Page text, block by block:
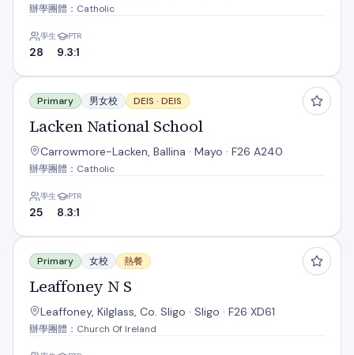
辦學團體：Catholic
學生
28
PTR
9.3:1
Lacken National School
Primary 男女校 DEIS · DEIS
Lacken National School
Carrowmore-Lacken, Ballina · Mayo · F26 A240
辦學團體：Catholic
學生
25
PTR
8.3:1
Leaffoney N S
Primary 女校 熱餐
Leaffoney N S
Leaffoney, Kilglass, Co. Sligo · Sligo · F26 XD61
辦學團體：Church Of Ireland